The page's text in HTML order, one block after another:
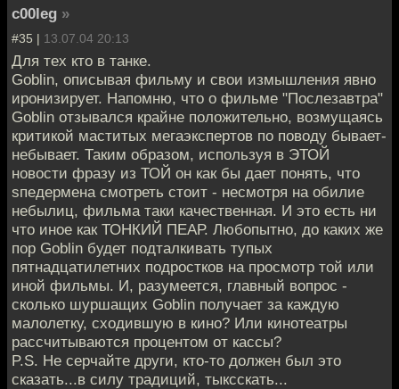
c00leg »
#35 | 13.07.04 20:13
Для тех кто в танке.
Goblin, описывая фильму и свои измышления явно
иронизирует. Напомню, что о фильме "Послезавтра"
Goblin отзывался крайне положительно, возмущаясь
критикой маститых мегаэкспертов по поводу бывает-
небывает. Таким образом, используя в ЭТОЙ
новости фразу из ТОЙ он как бы дает понять, что
sпедермена смотреть стоит - несмотря на обилие
небылиц, фильма таки качественная. И это есть ни
что иное как ТОНКИЙ ПЕАР. Любопытно, до каких же
пор Goblin будет подталкивать тупых
пятнадцатилетних подростков на просмотр той или
иной фильмы. И, разумеется, главный вопрос -
сколько шуршащих Goblin получает за каждую
малолетку, сходившую в кино? Или кинотеатры
рассчитываются процентом от кассы?
P.S. Не серчайте други, кто-то должен был это
сказать...в силу традиций, тыксскать...